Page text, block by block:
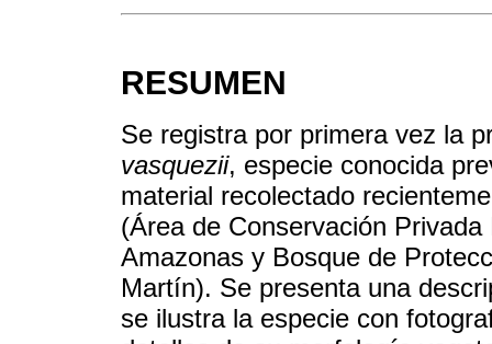
RESUMEN
Se registra por primera vez la
vasquezii, especie conocida
material recolectado
(Área de Conservación
Amazonas y Bosque de
Martín). Se presenta una
se ilustra la especie con